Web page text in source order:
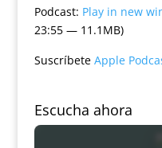
Podcast: Play in new
23:55 — 11.1MB)
Suscríbete Apple
Escucha ahora